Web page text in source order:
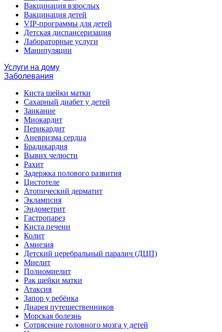
Вакцинация взрослых
Вакцинация детей
VIP-программы для детей
Детская диспансеризация
Лабораторные услуги
Манипуляции
Услуги на дому
Заболевания
Киста шейки матки
Сахарный диабет у детей
Заикание
Миокардит
Перикардит
Аневризма сердца
Брадикардия
Вывих челюсти
Рахит
Задержка полового развития
Цистотеле
Атопический дерматит
Эклампсия
Эндометрит
Гастропарез
Киста печени
Колит
Амнезия
Детский церебральный паралич (ДЦП)
Миелит
Полиомиелит
Рак шейки матки
Атаксия
Запор у ребёнка
Диарея путешественников
Морская болезнь
Сотрясение головного мозга у детей